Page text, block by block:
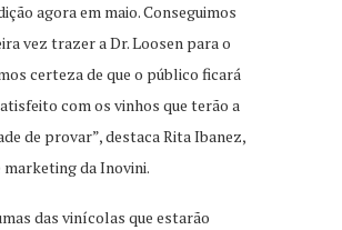
agora em maio. Conseguimos
vez trazer a Dr. Loosen para o
certeza de que o público ficará
com os vinhos que terão a
de provar”, destaca Rita Ibanez,
marketing da Inovini.
das vinícolas que estarão